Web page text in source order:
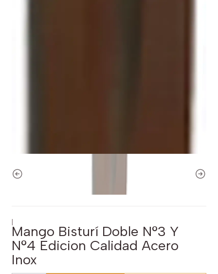
|
Mango Bisturí Doble N°3 Y
N°4 Edicion Calidad Acero
Inox